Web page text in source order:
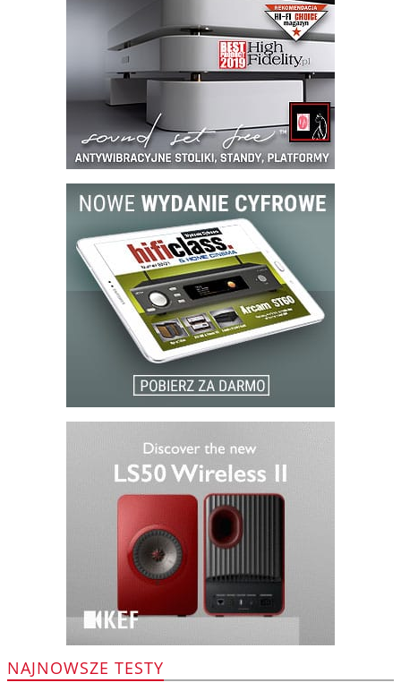
NAJNOWSZE TESTY